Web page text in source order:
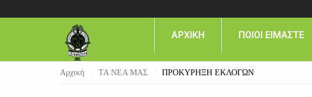
ΑΡΧΙΚΗ ΠΟΙΟΙ ΕΙΜΑΣΤΕ
Αρχική ΤΑ ΝΕΑ ΜΑΣ ΠΡΟΚΥΡΗΞΗ ΕΚΛΟΓΩΝ